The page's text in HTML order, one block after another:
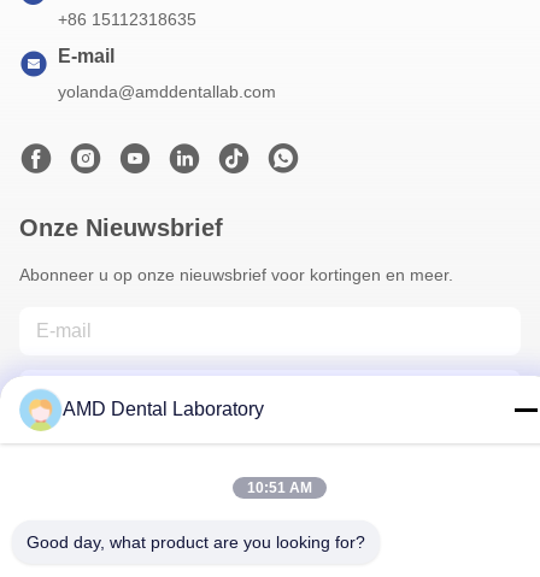
+86 15112318635
E-mail
yolanda@amddentallab.com
Onze Nieuwsbrief
Abonneer u op onze nieuwsbrief voor kortingen en meer.
Contacteer Ons
AMD Dental Laboratory
10:51 AM
Good day, what product are you looking for?